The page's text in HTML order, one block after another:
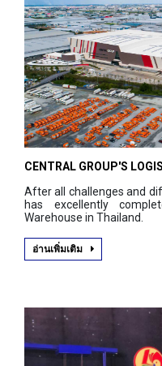
CENTRAL GROUP'S
After all challenges and
has excellently
Warehouse in Thailand.
อ่านเพิ่มเติม